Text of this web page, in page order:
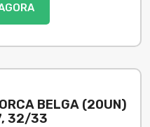
BELGA (20UN)
32/33